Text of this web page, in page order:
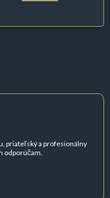
priateľský a profesionálny
odporúčam.